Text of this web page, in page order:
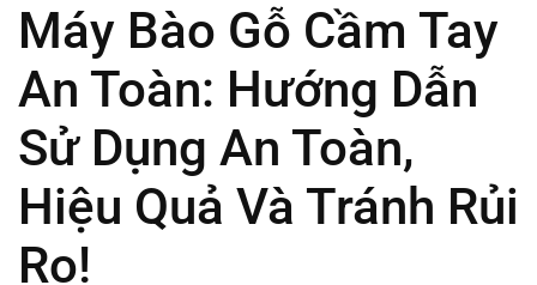
Máy Bào Gỗ Cầm Tay
An Toàn: Hướng Dẫn
Sử Dụng An Toàn,
Hiệu Quả Và Tránh Rủi
Ro!